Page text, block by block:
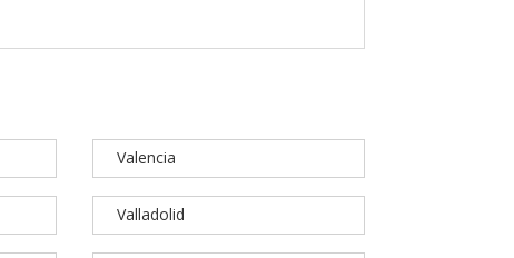
Valencia
Valladolid